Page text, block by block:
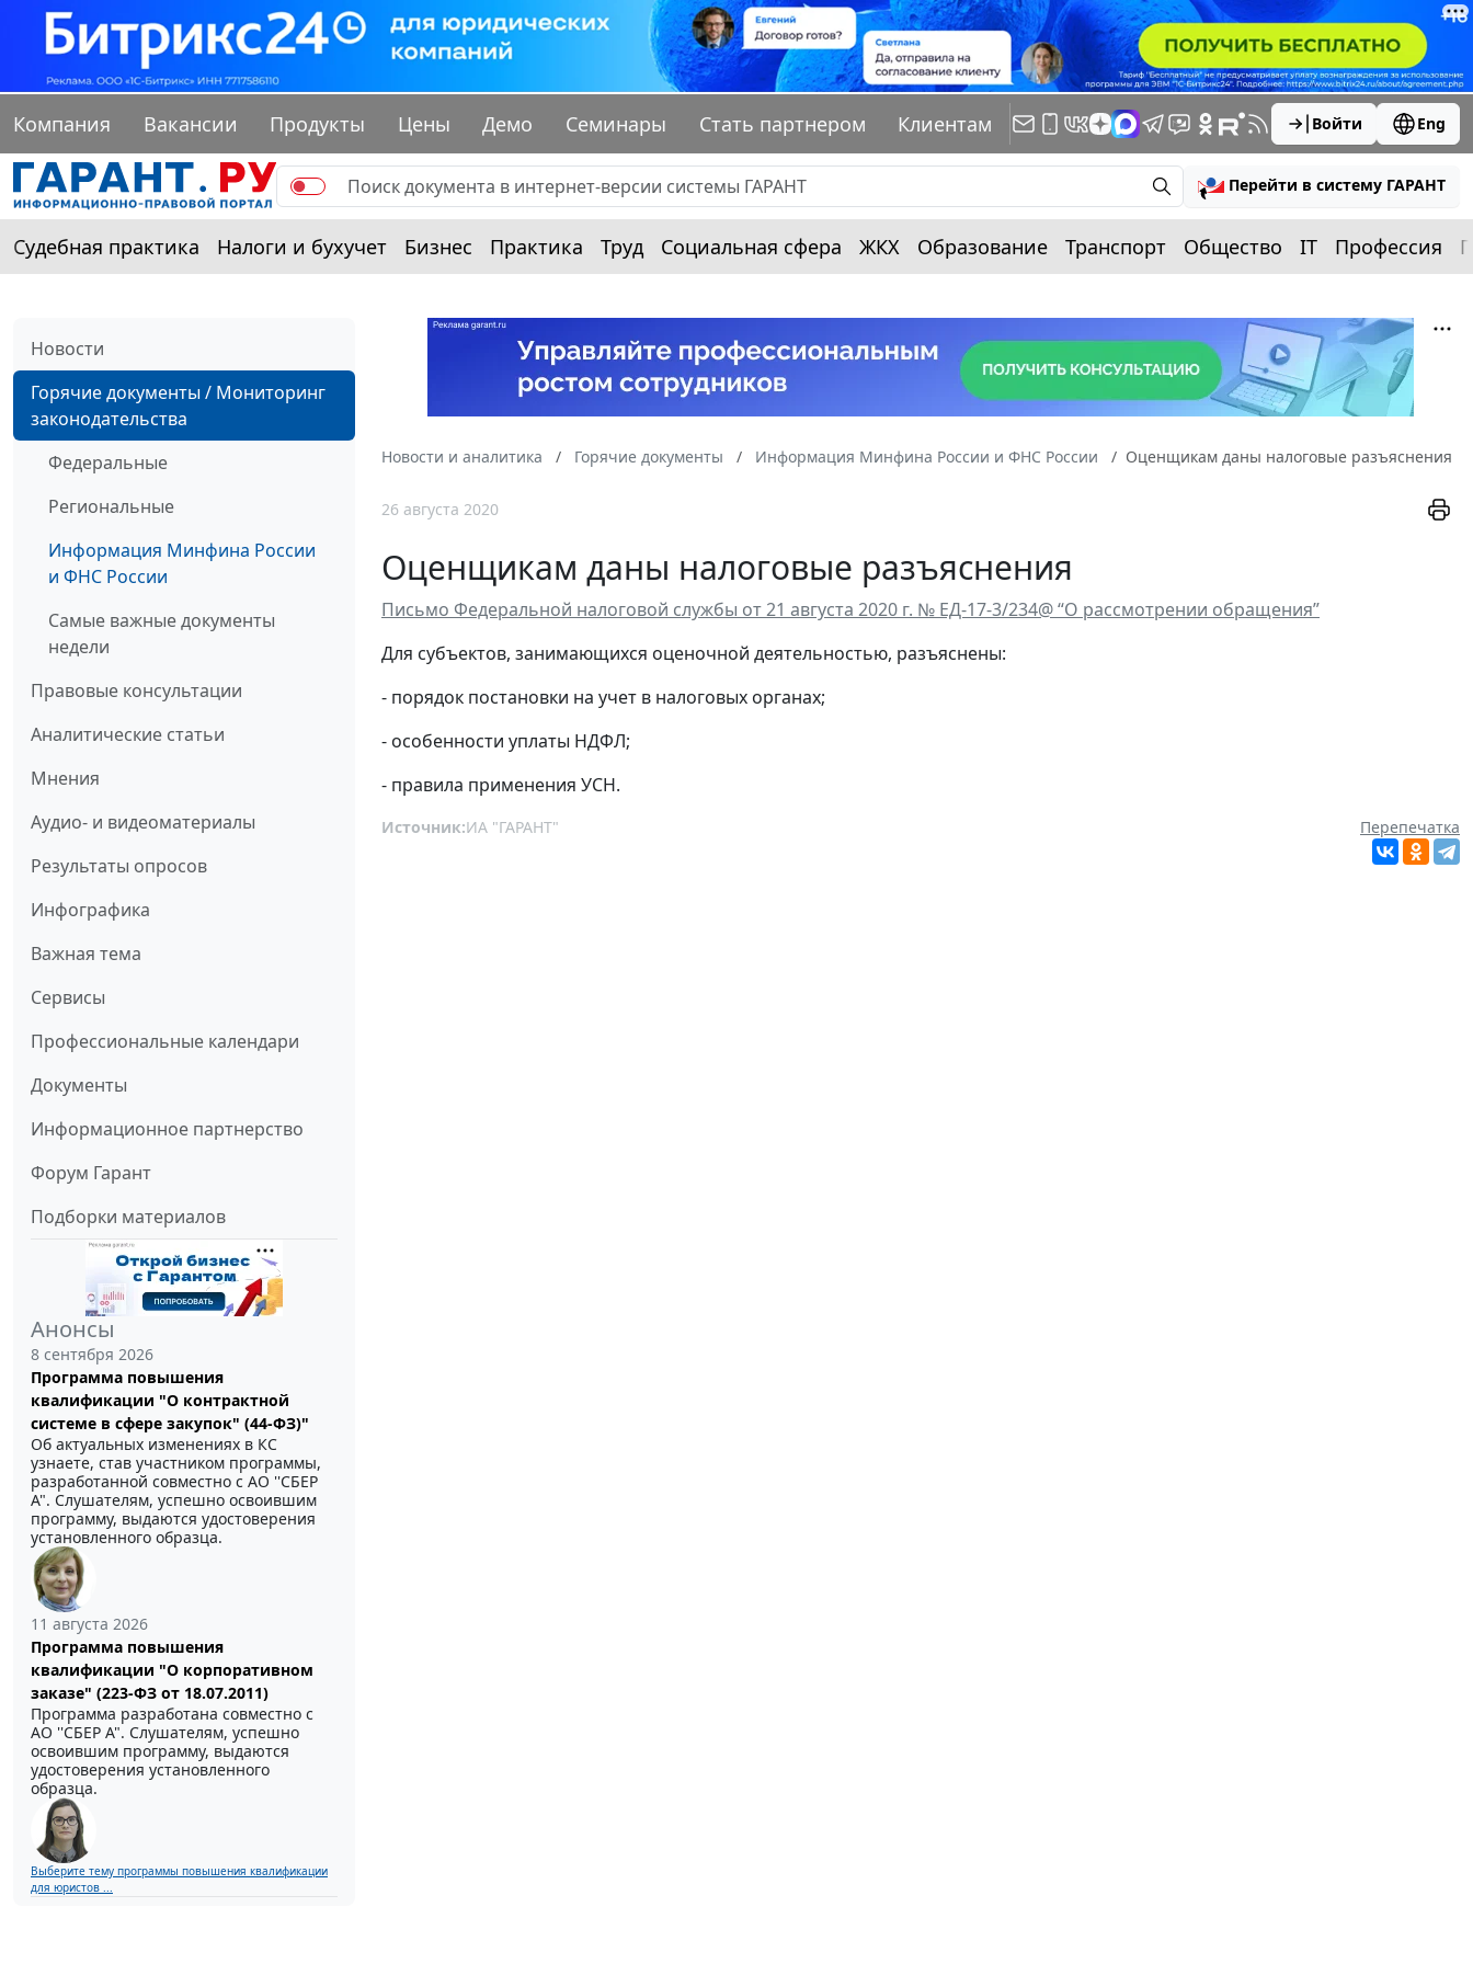
Компания Вакансии Продукты Цены Демо Семинары Стать партнером Клиентам Войти Eng
Перейти в систему ГАРАНТ
Судебная практика Налоги и бухучет Бизнес Практика Труд Социальная сфера ЖКХ Образование Транспорт Общество IT Профессия
Новости
Горячие документы / Мониторинг
законодательства
Федеральные
Региональные
Информация Минфина России
и ФНС России
Самые важные документы
недели
Правовые консультации
Аналитические статьи
Мнения
Аудио- и видеоматериалы
Результаты опросов
Инфографика
Важная тема
Сервисы
Профессиональные календари
Документы
Информационное партнерство
Форум Гарант
Подборки материалов
Анонсы
8 сентября 2026
Программа повышения
квалификации "О контрактной
системе в сфере закупок" (44-ФЗ)"
Об актуальных изменениях в КС
узнаете, став участником программы,
разработанной совместно с АО ''СБЕР
А". Слушателям, успешно освоившим
программу, выдаются удостоверения
установленного образца.
11 августа 2026
Программа повышения
квалификации "О корпоративном
заказе" (223-ФЗ от 18.07.2011)
Программа разработана совместно с
АО ''СБЕР А". Слушателям, успешно
освоившим программу, выдаются
удостоверения установленного
образца.
Выберите тему программы повышения квалификации
для юристов ...
Новости и аналитика Горячие документы Информация Минфина России и ФНС России Оценщикам даны налоговые разъяснения
26 августа 2020
Оценщикам даны налоговые разъяснения
Письмо Федеральной налоговой службы от 21 августа 2020 г. № ЕД-17-3/234@ “О рассмотрении обращения”
Для субъектов, занимающихся оценочной деятельностью, разъяснены:
- порядок постановки на учет в налоговых органах;
- особенности уплаты НДФЛ;
- правила применения УСН.
Источник:ИА "ГАРАНТ" Перепечатка